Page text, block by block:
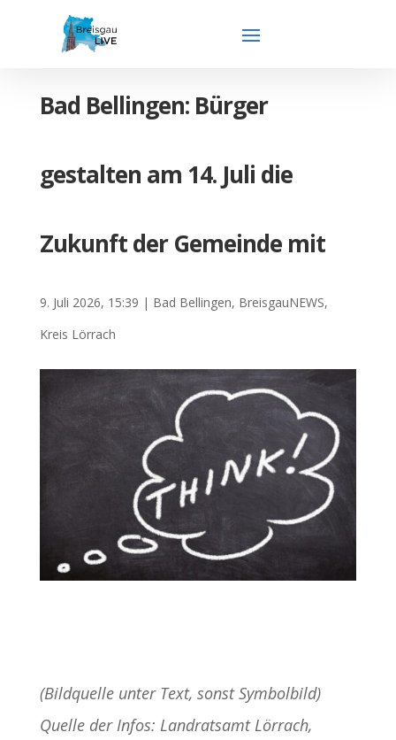
Bad Bellingen: Bürger
gestalten am 14. Juli die
Zukunft der Gemeinde mit
9. Juli 2026, 15:39 | Bad Bellingen, BreisgauNEWS,
Kreis Lörrach
(Bildquelle unter Text, sonst Symbolbild)
Quelle der Infos: Landratsamt Lörrach,